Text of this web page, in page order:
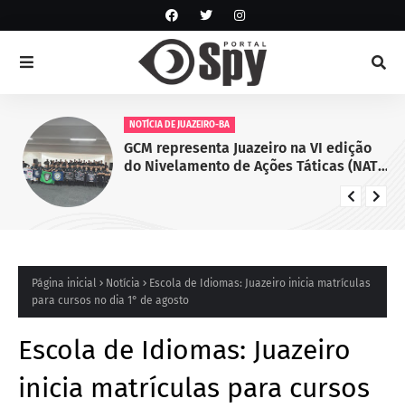
NOTÍCIA DE JUAZEIRO-BA
GCM representa Juazeiro na VI edição
do Nivelamento de Ações Táticas (NAT-
Página inicial Notícia
Escola de Idiomas: Juazeiro inicia matrículas
para cursos no dia 1° de agosto
Escola de Idiomas: Juazeiro
inicia matrículas para cursos